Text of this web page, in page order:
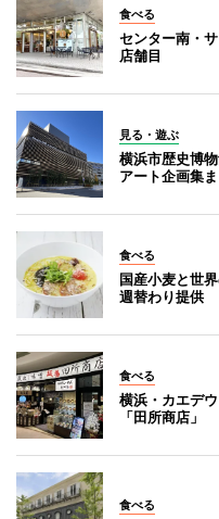
食べる
センター南・
店舗目
見る・遊ぶ
横浜市歴史博
アート企画集
食べる
国産小麦と世
週替わり提供
食べる
横浜・カエデ
「田所商店」
食べる